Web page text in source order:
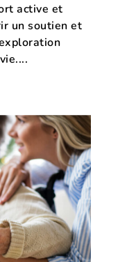
active et
un soutien et